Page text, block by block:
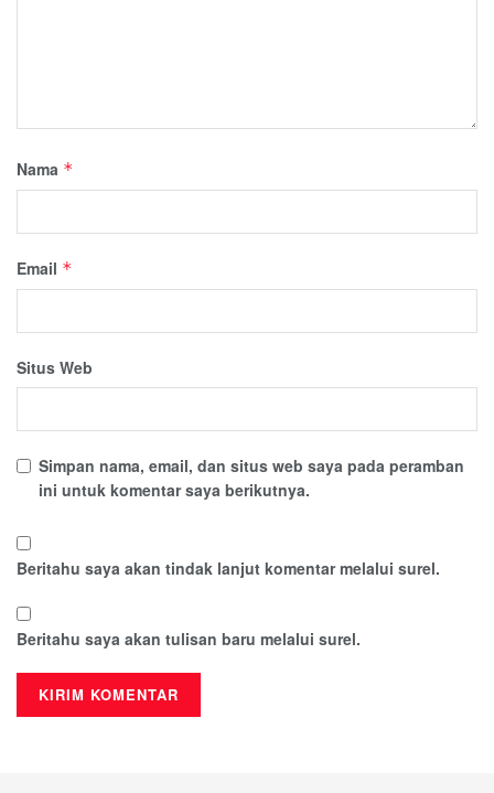
Nama *
Email *
Situs Web
Simpan nama, email, dan situs web saya pada peramban
ini untuk komentar saya berikutnya.
Beritahu saya akan tindak lanjut komentar melalui surel.
Beritahu saya akan tulisan baru melalui surel.